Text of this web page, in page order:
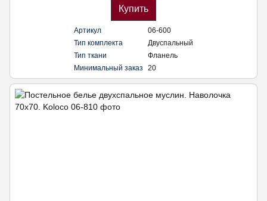
Купить
Артикул
06-600
Тип комплекта
Двуспальный
Тип ткани
Фланель
Минимальный заказ
20